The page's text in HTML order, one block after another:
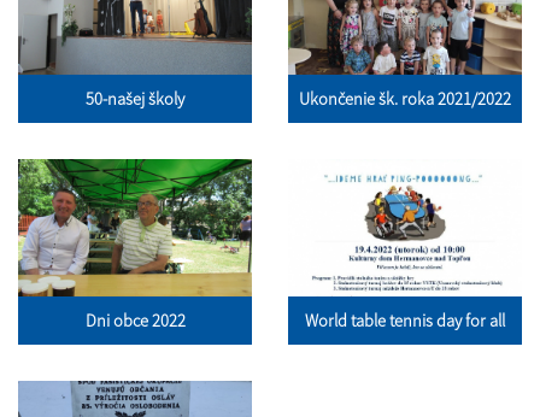
50-našej školy Ukončenie šk. roka 2021/2022
Dni obce 2022 World table tennis day for all